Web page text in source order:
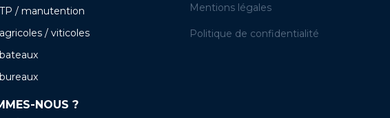
/ manutention
/ viticoles
NOUS ?
Mentions légales
Politique de confidentialité